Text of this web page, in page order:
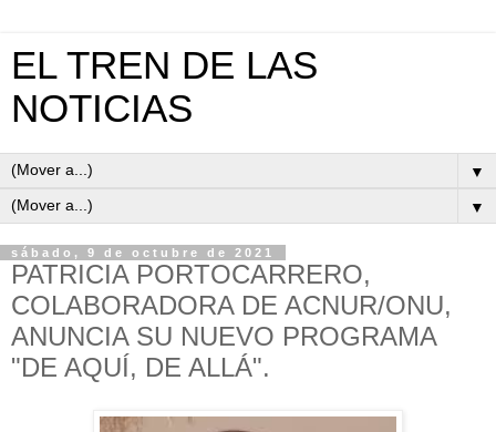
EL TREN DE LAS
NOTICIAS
▼
▼
sábado, 9 de octubre de 2021
PATRICIA PORTOCARRERO,
COLABORADORA DE ACNUR/ONU,
ANUNCIA SU NUEVO PROGRAMA
"DE AQUÍ, DE ALLÁ".